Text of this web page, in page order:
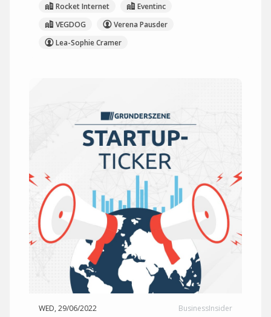
Rocket Internet
Eventinc
VEGDOG
Verena Pausder
Lea-Sophie Cramer
WED, 29/06/2022 BusinessInsider